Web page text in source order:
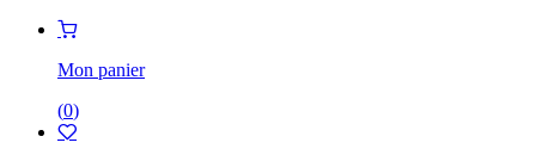
Mon panier
(0)